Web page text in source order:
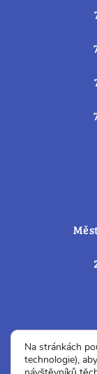
Na stránkách
technologie),